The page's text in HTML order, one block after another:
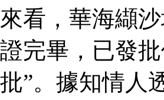
來看，華海纈
證完畢，已發
批”。據知情人